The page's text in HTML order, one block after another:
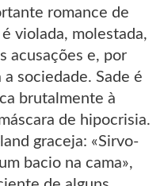
romance de
violada, molestada,
acusações e, por
sociedade. Sade é
brutalmente à
de hipocrisia.
graceja: «Sirvo-
bacio na cama»,